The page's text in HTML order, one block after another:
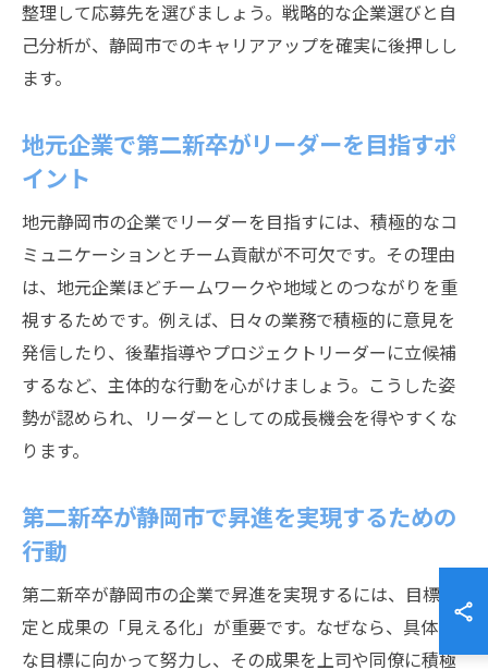
整理して応募先を選びましょう。戦略的な企業選びと自
己分析が、静岡市でのキャリアアップを確実に後押しし
ます。
地元企業で第二新卒がリーダーを目指すポ
イント
地元静岡市の企業でリーダーを目指すには、積極的なコ
ミュニケーションとチーム貢献が不可欠です。その理由
は、地元企業ほどチームワークや地域とのつながりを重
視するためです。例えば、日々の業務で積極的に意見を
発信したり、後輩指導やプロジェクトリーダーに立候補
するなど、主体的な行動を心がけましょう。こうした姿
勢が認められ、リーダーとしての成長機会を得やすくな
ります。
第二新卒が静岡市で昇進を実現するための
行動
第二新卒が静岡市の企業で昇進を実現するには、目標設
定と成果の「見える化」が重要です。なぜなら、具体的
な目標に向かって努力し、その成果を上司や同僚に積極